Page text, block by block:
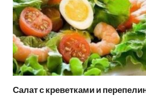
Салат с креветками и